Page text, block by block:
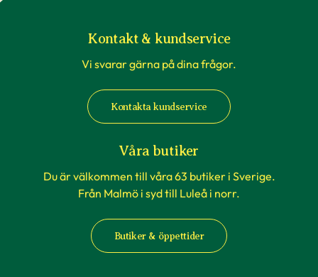
Kontakt & kundservice
Vi svarar gärna på dina frågor.
Kontakta kundservice
Våra butiker
Du är välkommen till våra 63 butiker i Sverige.
Från Malmö i syd till Luleå i norr.
Butiker & öppettider